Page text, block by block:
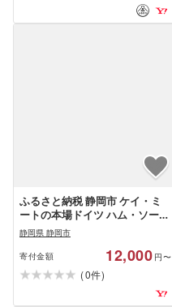
ふるさと納税 静岡市 ケイ・ミ
ートの本場ドイツ ハム・ソーセ
ージ 6種類 Aセット
静岡県 静岡市
寄付金額 12,000 円〜
(0件)